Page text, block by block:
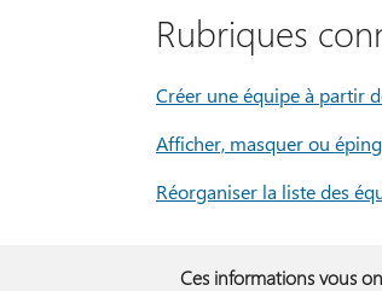
Rubriques
Créer une équipe à partir
Afficher, masquer ou
Réorganiser la liste des
Ces informations vous